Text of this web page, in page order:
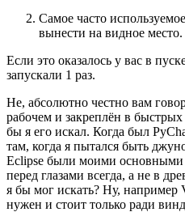
Самое часто
вынести на видное место.
Если это оказалось у вас в
запускали 1 раз.
Не, абсолютно честно вам
рабочем и закреплён в
бы я его искал. Когда был
там, когда я пытался быть
Eclipse были моими
перед глазами всегда, а не в
я бы мог искать? Ну,
нужен и стоит только ради